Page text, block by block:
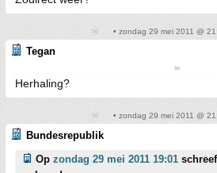
• zondag 29 mei 2011 @
Tegan
∞
Herhaling?
• zondag 29 mei 2011 @
Bundesrepublik
Op zondag 29 mei 2011 19:01